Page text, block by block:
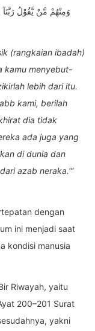
وَمِنْهُمْ مَّنْ يَّقُوْلُ
(rangkaian ibadah)
kamu menyebut-
lebih dari itu.
kami, berilah
dia tidak
ada juga yang
di dunia dan
azab neraka.'”
dengan
ini menjadi saat
kondisi manusia
Riwayah, yaitu
200–201 Surat
yakni